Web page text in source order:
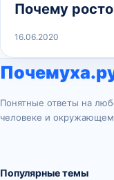
Почему
16.06.2020
Понятные ответы на
человеке и
Популярные темы